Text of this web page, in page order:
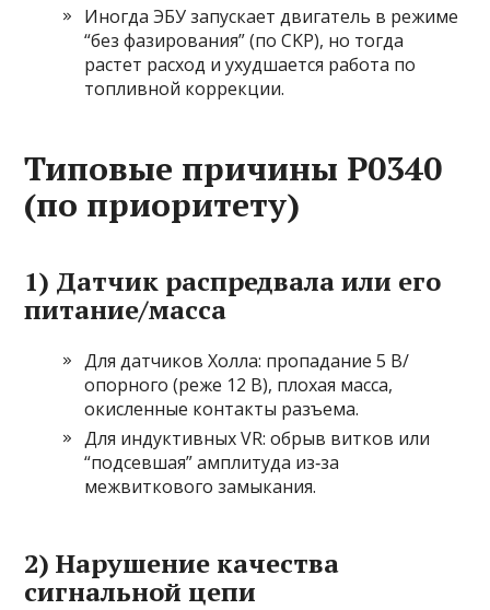
Иногда ЭБУ запускает двигатель в режиме
“без фазирования” (по CKP), но тогда
растет расход и ухудшается работа по
топливной коррекции.
Типовые причины P0340
(по приоритету)
1) Датчик распредвала или его
питание/масса
Для датчиков Холла: пропадание 5 В/
опорного (реже 12 В), плохая масса,
окисленные контакты разъема.
Для индуктивных VR: обрыв витков или
“подсевшая” амплитуда из‑за
межвиткового замыкания.
2) Нарушение качества
сигнальной цепи